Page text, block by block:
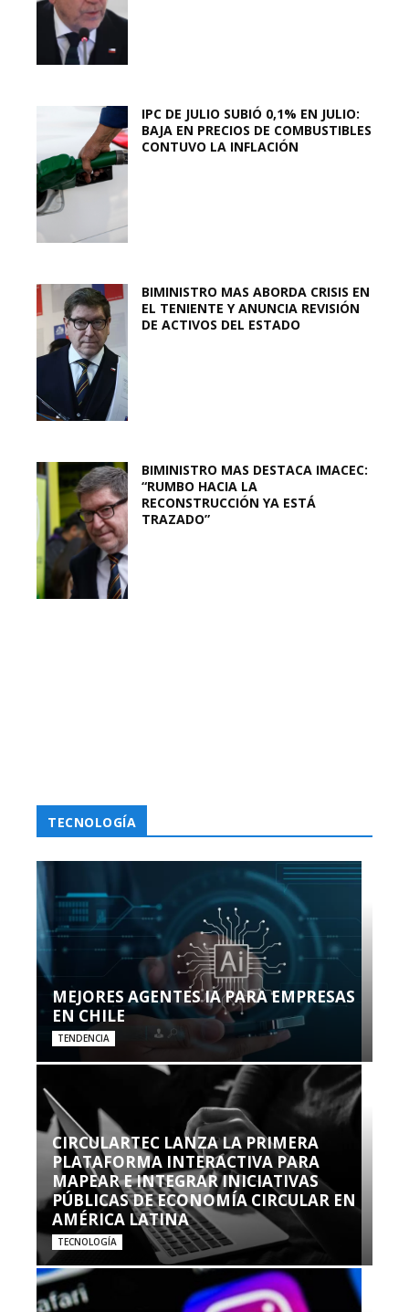
IPC DE JULIO SUBIÓ 0,1% EN JULIO:
BAJA EN PRECIOS DE COMBUSTIBLES
CONTUVO LA INFLACIÓN
BIMINISTRO MAS ABORDA CRISIS EN
EL TENIENTE Y ANUNCIA REVISIÓN
DE ACTIVOS DEL ESTADO
BIMINISTRO MAS DESTACA IMACEC:
“RUMBO HACIA LA
RECONSTRUCCIÓN YA ESTÁ
TRAZADO”
TECNOLOGÍA
MEJORES AGENTES IA PARA EMPRESAS
EN CHILE
TENDENCIA
CIRCULARTEC LANZA LA PRIMERA
PLATAFORMA INTERACTIVA PARA
MAPEAR E INTEGRAR INICIATIVAS
PÚBLICAS DE ECONOMÍA CIRCULAR EN
AMÉRICA LATINA
TECNOLOGÍA